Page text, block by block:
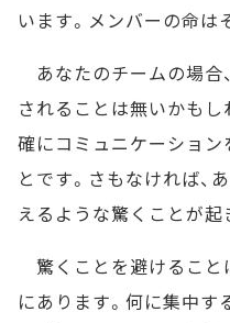
います。メンバーの命は
あなたのチームの場合
されることは無いかもし
確にコミュニケーショ
とです。さもなければ、
えるような驚くことが起
驚くことを避けること
にあります。何に集中